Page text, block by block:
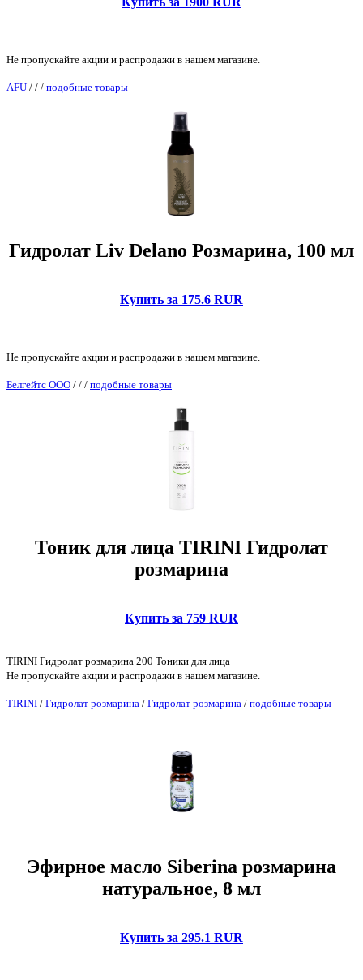
Не пропускайте акции и распродажи в нашем магазине.
AFU / / / подобные товары
Гидролат Liv Delano Розмарина, 100 мл
Купить за 175.6 RUR
Не пропускайте акции и распродажи в нашем магазине.
Белгейтс ООО / / / подобные товары
Тоник для лица TIRINI Гидролат
розмарина
Купить за 759 RUR
TIRINI Гидролат розмарина 200 Тоники для лица
Не пропускайте акции и распродажи в нашем магазине.
TIRINI / Гидролат розмарина / Гидролат розмарина / подобные товары
Эфирное масло Siberina розмарина
натуральное, 8 мл
Купить за 295.1 RUR